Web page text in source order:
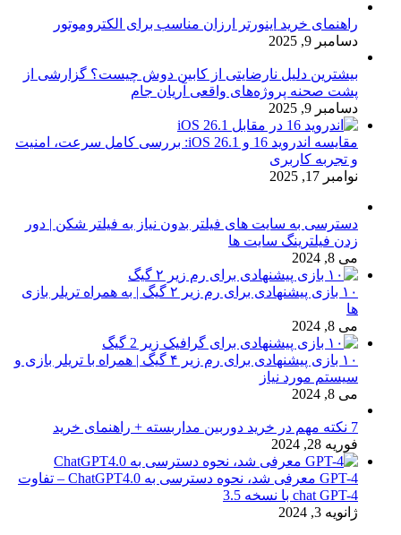
راهنمای خرید اینورتر ارزان مناسب برای الکتروموتور
دسامبر 9, 2025
بیشترین دلیل نارضایتی از کابین دوش چیست؟ گزارشی از
پشت صحنه پروژه‌های واقعی آریان جام
دسامبر 9, 2025
مقایسه اندروید 16 و iOS 26.1: بررسی کامل سرعت، امنیت
و تجربه کاربری
نوامبر 17, 2025
دسترسی به سایت های فیلتر بدون نیاز به فیلتر شکن | دور
زدن فیلترینگ سایت ها
می 8, 2024
۱۰ بازی پیشنهادی برای رم زیر ۲ گیگ | به همراه تریلر بازی
ها
می 8, 2024
۱۰ بازی پیشنهادی برای رم زیر ۴ گیگ | همراه با تریلر بازی و
سیستم مورد نیاز
می 8, 2024
7 نکته مهم در خرید دوربین مداربسته + راهنمای خرید
فوریه 28, 2024
GPT-4 معرفی شد، نحوه دسترسی به ChatGPT4.0 – تفاوت
chat GPT-4 با نسخه 3.5
ژانویه 3, 2024